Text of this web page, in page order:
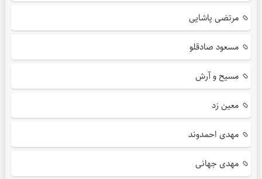
مرتضی پاشایی
مسعود صادقلو
مسیح و آرش
معین زد
مهدی احمدوند
مهدی جهانی